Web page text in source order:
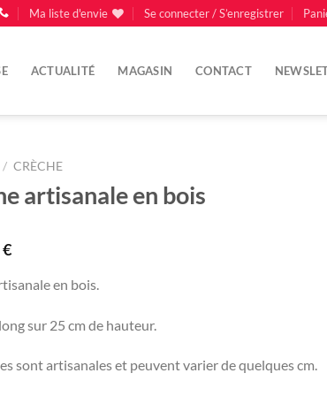
Ma liste d'envie Se connecter / S’enregistrer
ACTUALITÉ MAGASIN CONTACT
/ CRÈCHE
artisanale en bois
€
en bois.
sur 25 cm de hauteur.
sont artisanales et peuvent varier de quelques cm.